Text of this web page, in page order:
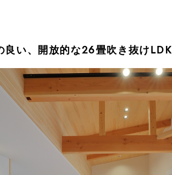
良い、開放的な26畳吹き抜けLDK